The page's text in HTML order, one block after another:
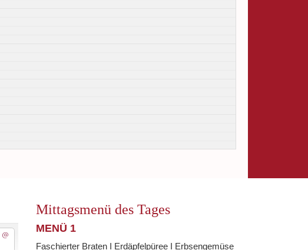
@
Mittagsmenü des Tages
MENÜ 1
Faschierter Braten I Erdäpfelpüree I Erbsengemüse